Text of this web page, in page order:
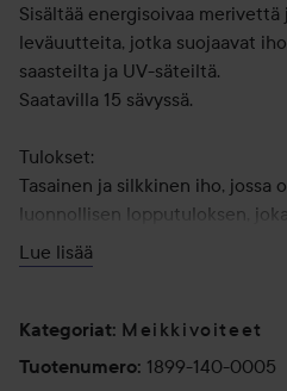
Sisältää energisoivaa
leväuutteita, jotka suojaavat
saasteilta ja UV-säteiltä.
Saatavilla 15 sävyssä.
Tulokset:
Tasainen ja silkkinen iho, jossa
luonnollisen lopputuloksen,
Keskivahva peittävyys. Helppo
lopputuloksen saavuttamiseksi.
Käyttö:
Levitä pieni määrä
Lue lisää
Kategoriat: Meikkivoiteet
Tuotenumero: 1899-140-0005